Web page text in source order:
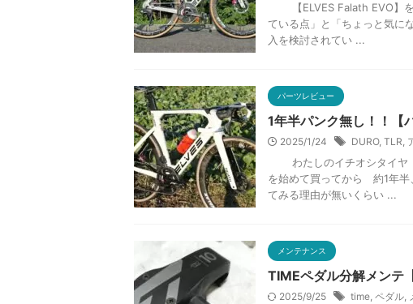
【ELVES Falath EVO】を
ている点」と「ちょっと気に
入を検討されてい ...
パーツレビュー
1年半パンク無し！！【
2025/1/24 DURO, TLR,
わたしのイチオシタイヤ【
を始めて買ってから 約1年
てみる理由が無いくらい ...
メンテナンス
TIMEペダル分解メンテ
2025/9/25 time, ペダル,